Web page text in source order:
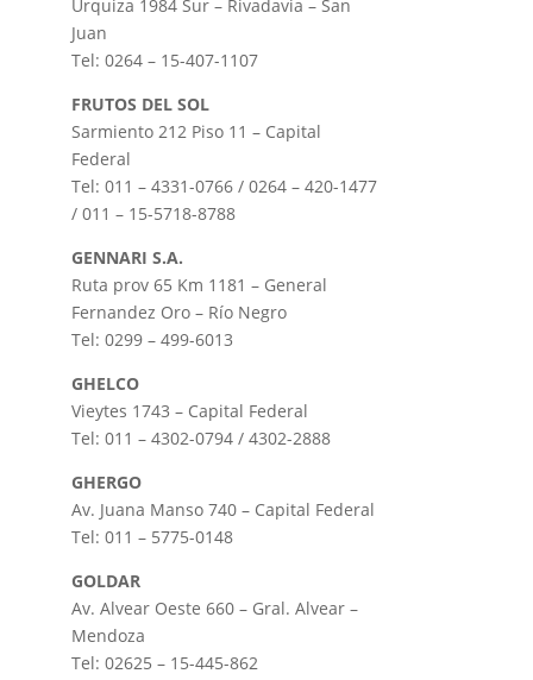
Urquiza 1984 Sur – Rivadavia – San
Juan
Tel: 0264 – 15-407-1107
FRUTOS DEL SOL
Sarmiento 212 Piso 11 – Capital
Federal
Tel: 011 – 4331-0766 / 0264 – 420-1477
/ 011 – 15-5718-8788
GENNARI S.A.
Ruta prov 65 Km 1181 – General
Fernandez Oro – Río Negro
Tel: 0299 – 499-6013
GHELCO
Vieytes 1743 – Capital Federal
Tel: 011 – 4302-0794 / 4302-2888
GHERGO
Av. Juana Manso 740 – Capital Federal
Tel: 011 – 5775-0148
GOLDAR
Av. Alvear Oeste 660 – Gral. Alvear –
Mendoza
Tel: 02625 – 15-445-862